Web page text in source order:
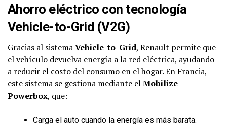
Ahorro eléctrico con tecnología
Vehicle-to-Grid (V2G)
Gracias al sistemaVehicle-to-Grid, Renault permite que
el vehículo devuelva energía a la red eléctrica, ayudando
a reducir el costo del consumo en el hogar. En Francia,
este sistema se gestiona mediante elMobilize
Powerbox, que:
Carga el auto cuando la energía es más barata.